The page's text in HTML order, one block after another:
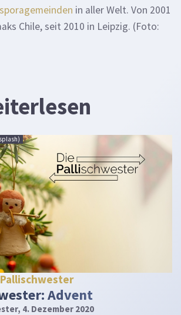
in aller Welt. Von 2001
Chile, seit 2010 in Leipzig. (Foto:
Advent
, 4. Dezember 2020